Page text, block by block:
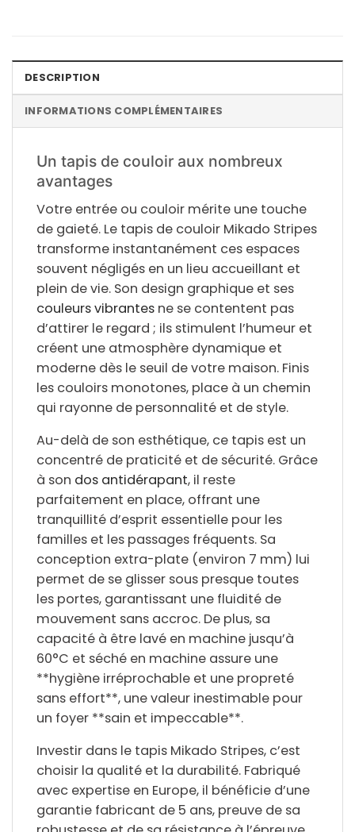
DESCRIPTION
INFORMATIONS COMPLÉMENTAIRES
Un tapis de couloir aux nombreux
avantages
Votre entrée ou couloir mérite une touche
de gaieté. Le tapis de couloir Mikado Stripes
transforme instantanément ces espaces
souvent négligés en un lieu accueillant et
plein de vie. Son design graphique et ses
couleurs vibrantes ne se contentent pas
d’attirer le regard ; ils stimulent l’humeur et
créent une atmosphère dynamique et
moderne dès le seuil de votre maison. Finis
les couloirs monotones, place à un chemin
qui rayonne de personnalité et de style.
Au-delà de son esthétique, ce tapis est un
concentré de praticité et de sécurité. Grâce
à son dos antidérapant, il reste
parfaitement en place, offrant une
tranquillité d’esprit essentielle pour les
familles et les passages fréquents. Sa
conception extra-plate (environ 7 mm) lui
permet de se glisser sous presque toutes
les portes, garantissant une fluidité de
mouvement sans accroc. De plus, sa
capacité à être lavé en machine jusqu’à
60°C et séché en machine assure une
**hygiène irréprochable et une propreté
sans effort**, une valeur inestimable pour
un foyer **sain et impeccable**.
Investir dans le tapis Mikado Stripes, c’est
choisir la qualité et la durabilité. Fabriqué
avec expertise en Europe, il bénéficie d’une
garantie fabricant de 5 ans, preuve de sa